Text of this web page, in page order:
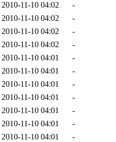
2010-11-10 04:02
-
2010-11-10 04:02
-
2010-11-10 04:02
-
2010-11-10 04:02
-
2010-11-10 04:01
-
2010-11-10 04:01
-
2010-11-10 04:01
-
2010-11-10 04:01
-
2010-11-10 04:01
-
2010-11-10 04:01
-
2010-11-10 04:01
-